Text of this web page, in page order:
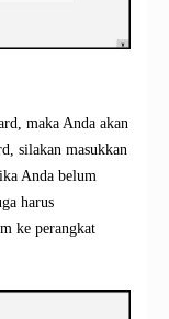
maka Anda akan
silakan masukkan
Anda belum
harus
ke perangkat